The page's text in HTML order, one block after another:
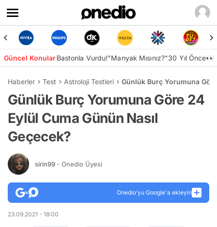
Güncel KonularBastonla Vurdu!"Manyak Mısınız?"30 Yıl Önce👀
Haberler Test Astroloji Testleri Günlük Burç Yorumuna
Günlük Burç Yorumuna Göre 24
Eylül Cuma Günün Nasıl
Geçecek?
sirin99 - Onedio Üyesi
Onedio’yu Google'a ekleyin
23.09.2021 - 18:00